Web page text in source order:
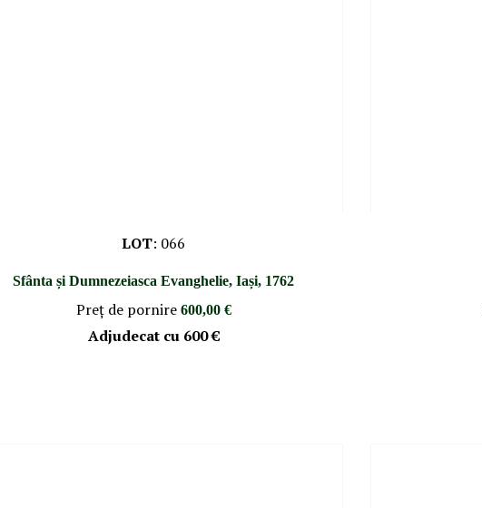
LOT: 066
Sfânta și Dumnezeiasca Evanghelie, Iași, 1762
Preţ de pornire 600,00 €
Adjudecat cu 600 €